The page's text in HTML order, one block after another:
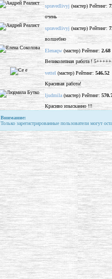
spravedlivyj (мастер) Рейтинг:
очень
spravedlivyj (мастер) Рейтинг:
волшебно
Elenaqw (мастер) Рейтинг: 2.68
Великолепная работа ! 5+++++
vettel (мастер) Рейтинг: 546.52
Красивая работа!
ljudmila (мастер) Рейтинг:
Красиво изысканно !!!
Внимание:
Только зарегистрированные пользователи могут